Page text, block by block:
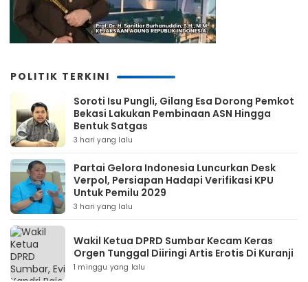
POLITIK TERKINI
Soroti Isu Pungli, Gilang Esa Dorong Pemkot
Bekasi Lakukan Pembinaan ASN Hingga
Bentuk Satgas
3 hari yang lalu
Partai Gelora Indonesia Luncurkan Desk
Verpol, Persiapan Hadapi Verifikasi KPU
Untuk Pemilu 2029
3 hari yang lalu
Wakil Ketua DPRD Sumbar Kecam Keras
Orgen Tunggal Diiringi Artis Erotis Di Kuranji
1 minggu yang lalu